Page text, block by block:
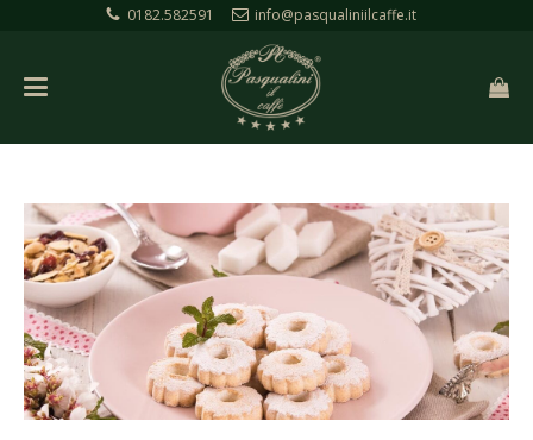
0182.582591 info@pasqualiniilcaffe.it